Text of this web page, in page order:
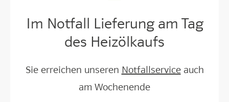
Im Notfall Lieferung am Tag
des Heizölkaufs
Sie erreichen unseren Notfallserviceauch
am Wochenende